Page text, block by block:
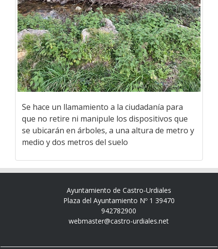
Se hace un llamamiento a la ciudadanía para
que no retire ni manipule los dispositivos que
se ubicarán en árboles, a una altura de metro y
medio y dos metros del suelo
Ayuntamiento de Castro-Urdiales
Plaza del Ayuntamiento Nº 1 39470
942782900
webmaster@castro-urdiales.net